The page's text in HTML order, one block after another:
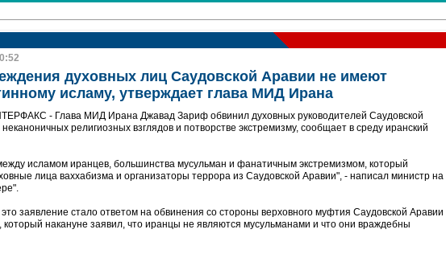
духовных лиц Саудовской Аравии не имеют
исламу, утверждает глава МИД Ирана
- Глава МИД Ирана Джавад Зариф обвинил духовных руководителей Саудовской
религиозных взглядов и потворстве экстремизму, сообщает в среду иранский
исламом иранцев, большинства мусульман и фанатичным экстремизмом, который
лица ваххабизма и организаторы террора из Саудовской Аравии", - написал министр на
заявление стало ответом на обвинения со стороны верховного муфтия Саудовской Аравии
накануне заявил, что иранцы не являются мусульманами и что они враждебны